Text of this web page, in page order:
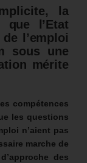
la
que l’Etat
l’emploi
sous une
mérite
compétences
les questions
n’aient pas
marche de
des